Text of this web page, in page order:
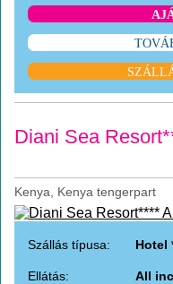
Diani Sea
Kenya, Kenya tengerpart
Szállás típusa: Hotel
Ellátás: All